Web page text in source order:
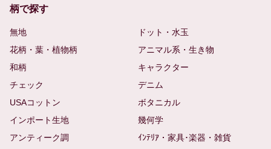
柄で探す
無地
ドット・水玉
花柄・葉・植物柄
アニマル系・生き物
和柄
キャラクター
チェック
デニム
USAコットン
ボタニカル
インポート生地
幾何学
アンティーク調
ｲﾝﾃﾘｱ・家具･楽器・雑貨